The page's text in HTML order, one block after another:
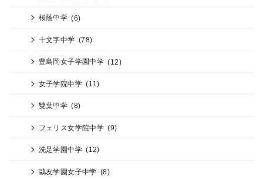
桜蔭中学 (6)
十文字中学 (78)
豊島岡女子学園中学 (12)
女子学院中学 (11)
雙葉中学 (8)
フェリス女学院中学 (9)
洗足学園中学 (12)
鷗友学園女子中学 (8)